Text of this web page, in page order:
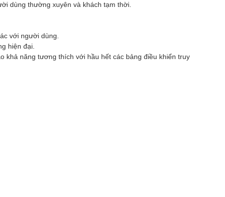
dùng thường xuyên và khách tạm thời.
với người dùng.
hiện đại.
khả năng tương thích với hầu hết các bảng điều khiển truy